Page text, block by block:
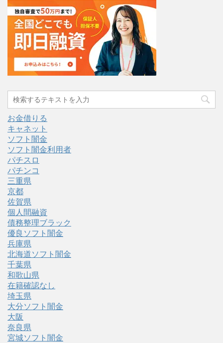
お金借りる
キャネット
ソフト闇金
ソフト闇金利用者
パチスロ
パチンコ
三重県
京都
佐賀県
個人間融資
債務整理ブラック
優良ソフト闇金
兵庫県
北海道ソフト闇金
千葉県
和歌山県
在籍確認なし
埼玉県
大分ソフト闇金
大阪
奈良県
宮城ソフト闇金